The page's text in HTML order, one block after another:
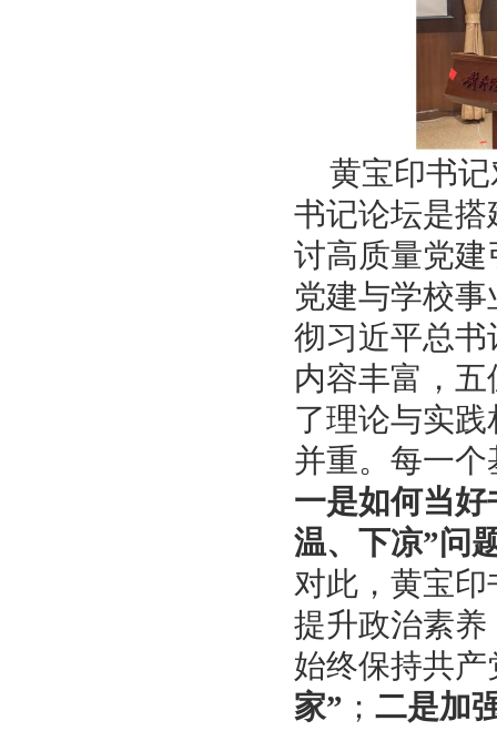
黄宝印书
书记论坛是
讨高质量党
党建与学校
彻习近平总
内容丰富，
了理论与实
并重。每一
一是如何当
温、下凉”问
对此，黄宝
提升政治素
始终保持共
家” ； 二是加